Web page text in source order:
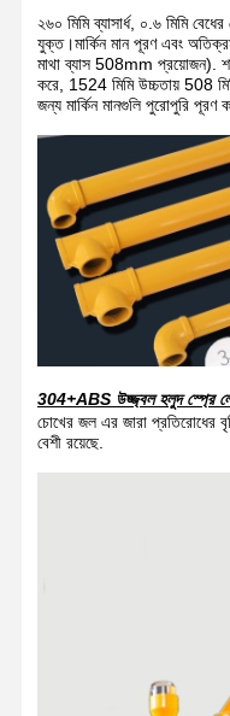
২৬০ মিমি ব্যাসার্ধ, ০.৬ মিমি
যুক্ত।মার্কিন মান পূরণ এবং
মাথা ব্যাস 508mm প্রয়োজন).
করে, 1524 মিমি উচ্চতায় 508
জন্য মার্কিন মানগুলি পুরোপুরি পূরণ
304+ABS উজ্জ্বল হলুদ স্প্রে
চোখের জল এর জারা প্রতিরোধের
বেশী রয়েছে.